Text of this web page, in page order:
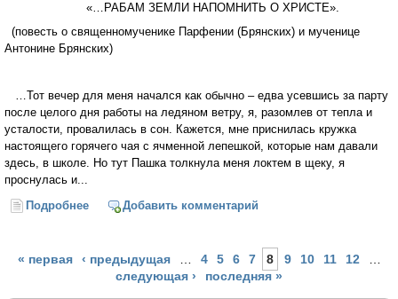
«…РАБАМ ЗЕМЛИ НАПОМНИТЬ О ХРИСТЕ».
(повесть о священномученике Парфении (Брянских) и мученице
Антонине Брянских)
…Тот вечер для меня начался как обычно – едва усевшись за парту
после целого дня работы на ледяном ветру, я, разомлев от тепла и
усталости, провалилась в сон. Кажется, мне приснилась кружка
настоящего горячего чая с ячменной лепешкой, которые нам давали
здесь, в школе. Но тут Пашка толкнула меня локтем в щеку, я
проснулась и...
Подробнее о "Рабам земли напомнить о Христе..."
Добавить комментарий
Страницы
« первая ‹ предыдущая 4 5 6 7 8 9 10 11 12
следующая ›
последняя »